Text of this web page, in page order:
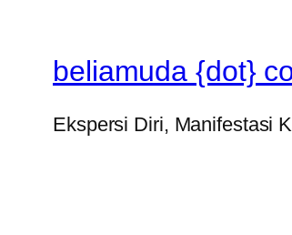
beliamuda {dot}
Ekspersi Diri, Manifestasi